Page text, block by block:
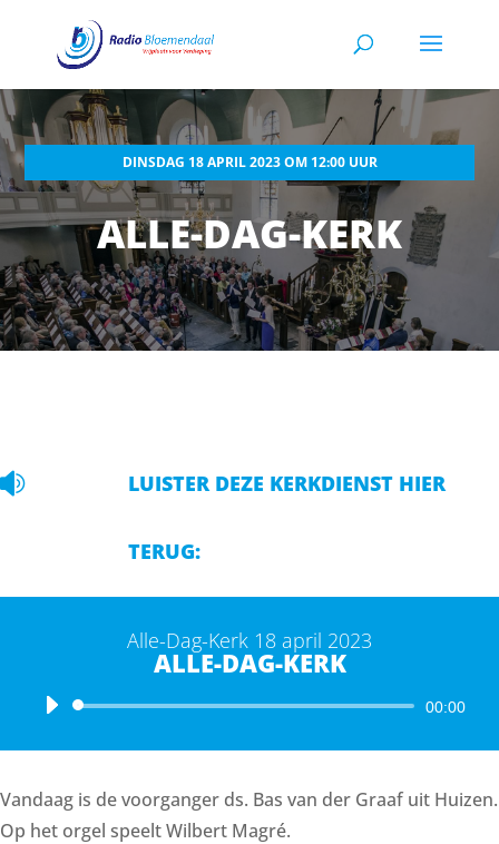
DINSDAG 18 APRIL 2023 OM 12:00 UUR
ALLE-DAG-KERK
 LUISTER DEZE KERKDIENST HIER
TERUG:
Alle-Dag-Kerk 18 april 2023
ALLE-DAG-KERK
Audiospeler 00:00
Vandaag is de voorganger ds. Bas van der Graaf uit Huizen.
Op het orgel speelt Wilbert Magré.